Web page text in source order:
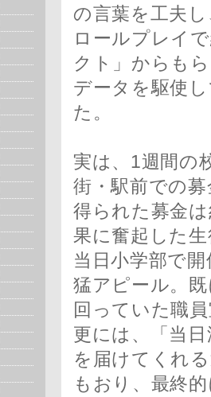
の言葉を工夫し
ロールプレイ
クト」からも
データを駆使
た。
実は、1週間の
街・駅前での
得られた募金
果に奮起した
当日小学部で
猛アピール。
回っていた職
更には、「当
を届けてくれ
もおり、最終